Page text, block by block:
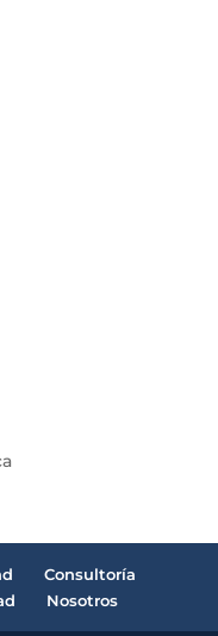
Consultoría
Nosotros